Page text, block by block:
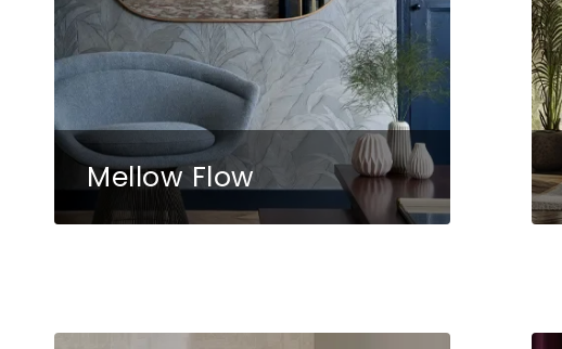
Mellow Flow